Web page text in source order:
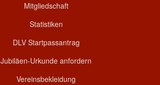
Mitgliedschaft
Statistiken
DLV Startpassantrag
Jubiläen-Urkunde anfordern
Vereinsbekleidung